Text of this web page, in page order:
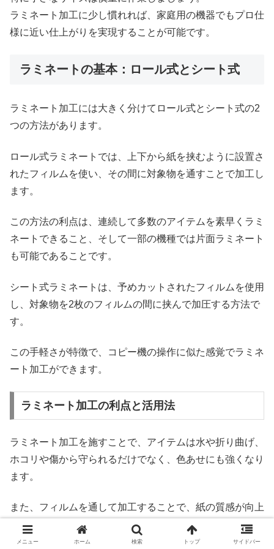
ラミネート加工に少し慣れれば、家庭用の機器でもプロ仕
様に近い仕上がりを実現することが可能です。
ラミネートの基本：ロール式とシート式
ラミネート加工には大きく分けてロール式とシート式の2
つの方法があります。
ロール式ラミネートでは、上下から紙を挟むように設置さ
れたフィルムを使い、その間に対象物を通すことで加工し
ます。
この方法の利点は、連続して多数のアイテムを素早くラミ
ネートできること、そして一部の機種では片面ラミネート
も可能であることです。
シート式ラミネートは、予めカットされたフィルムを使用
し、対象物を2枚のフィルムの間に挟んで加圧する方法で
す。
この手軽さが特徴で、コピー機の操作に似た感覚でラミネ
ート加工ができます。
ラミネート加工の利点と活用法
ラミネート加工を施すことで、アイテムは水や折り曲げ、
ホコリや傷から守られるだけでなく、色あせにも強くなり
ます。
また、フィルムを通して加工することで、紙の質感が向上
し、光沢が出るなどの視覚的なメリットもあります。
メニュー ホーム 検索 トップ サイドバー